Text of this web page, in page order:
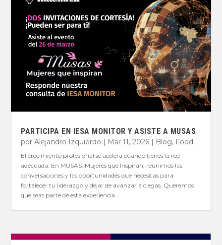
PARTICIPA EN IESA MONITOR Y ASISTE A MUSAS
porAlejandro Izquierdo Mar 11, 2026 Blog, Food
El crecimiento profesional se acelera cuando tienes la red
adecuada. En MUSAS: Mujeres que Inspiran, reunimos las
conversaciones y las oportunidades que necesitas para
fortalecer tu liderazgo y dejar de avanzar a ciegas. Queremos
que seas parte de esta experiencia....